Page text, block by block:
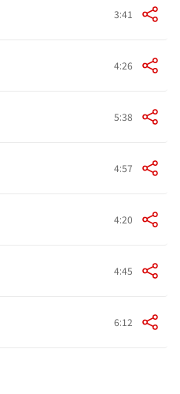
3:41
4:26
5:38
4:57
4:20
4:45
6:12